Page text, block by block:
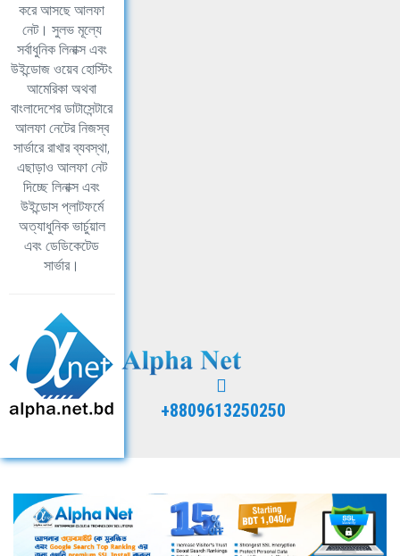
করে আসছে আলফা
নেট। সুলভ মূল্যে
সর্বাধুনিক লিনাক্স এবং
উইন্ডোজ ওয়েব হোস্টিং
আমেরিকা অথবা
বাংলাদেশের ডাটাসেন্টারে
আলফা নেটের নিজস্ব
সার্ভারে রাখার ব্যবস্থা,
এছাড়াও আলফা নেট
দিচ্ছে লিনাক্স এবং
উইন্ডোস প্লাটফর্মে
অত্যাধুনিক ভার্চুয়াল
এবং ডেডিকেটেড
সার্ভার।
+8809613250250